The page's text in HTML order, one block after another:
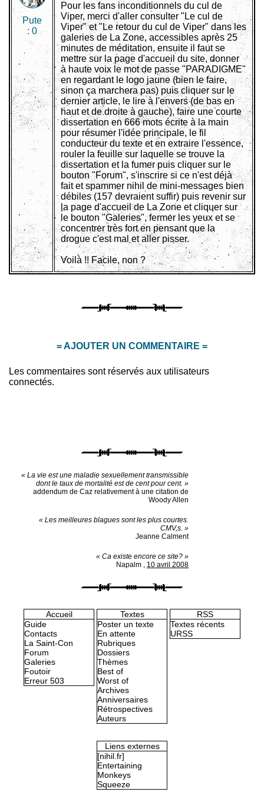
Pute
: 0
Pour les fans inconditionnels du cul de
Viper, merci d'aller consulter "Le cul de
Viper" et "Le retour du cul de Viper" dans les
galeries de La Zone, accessibles après 25
minutes de méditation, ensuite il faut se
mettre sur la page d'accueil du site, donner
à haute voix le mot de passe "PARADIGME"
en regardant le logo jaune (bien le faire,
sinon ça marchera pas) puis cliquer sur le
dernier article, le lire à l'envers (de bas en
haut et de droite à gauche), faire une courte
dissertation en 666 mots écrite à la main
pour résumer l'idée principale, le fil
conducteur du texte et en extraire l'essence,
rouler la feuille sur laquelle se trouve la
dissertation et la fumer puis cliquer sur le
bouton "Forum", s'inscrire si ce n'est déjà
fait et spammer nihil de mini-messages bien
débiles (157 devraient suffir) puis revenir sur
la page d'accueil de La Zone et cliquer sur
le bouton "Galeries", fermer les yeux et se
concentrer très fort en pensant que la
drogue c'est mal et aller pisser.
Voilà !! Facile, non ?
= AJOUTER UN COMMENTAIRE =
Les commentaires sont réservés aux utilisateurs
connectés.
« La vie est une maladie sexuellement transmissible
dont le taux de mortalité est de cent pour cent. »
addendum de Caz relativement à une citation de
Woody Allen
« Les meilleures blagues sont les plus courtes.
CMV,s. »
Jeanne Calment
« Ca existe encore ce site? »
Napalm , 10 avril 2008
Accueil
Guide
Contacts
La Saint-Con
Forum
Galeries
Foutoir
Erreur 503
Textes
Poster un texte
En attente
Rubriques
Dossiers
Thèmes
Best of
Worst of
Archives
Anniversaires
Rétrospectives
Auteurs
RSS
Textes récents
URSS
Liens externes
[nihil.fr]
Entertaining
Monkeys
Squeeze